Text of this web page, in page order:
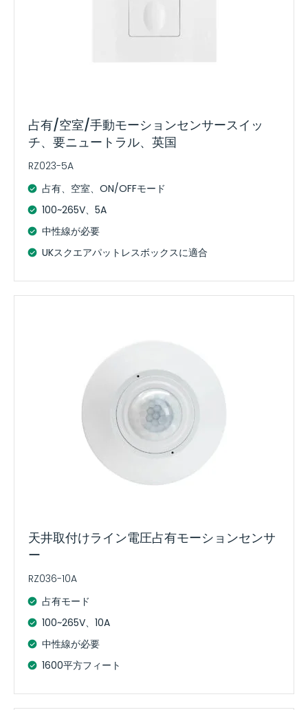
占有/空室/手動モーションセンサースイッ
チ、要ニュートラル、英国
RZ023-5A
占有、空室、ON/OFFモード
100~265V、5A
中性線が必要
UKスクエアパットレスボックスに適合
天井取付けライン電圧占有モーションセンサ
ー
RZ036-10A
占有モード
100~265V、10A
中性線が必要
1600平方フィート